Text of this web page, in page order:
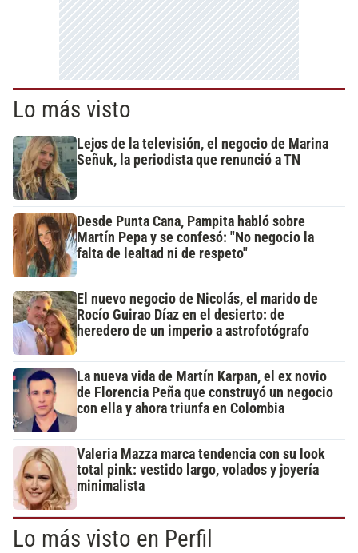
Lo más visto
Lejos de la televisión, el negocio de Marina
Señuk, la periodista que renunció a TN
Desde Punta Cana, Pampita habló sobre
Martín Pepa y se confesó: "No negocio la
falta de lealtad ni de respeto"
El nuevo negocio de Nicolás, el marido de
Rocío Guirao Díaz en el desierto: de
heredero de un imperio a astrofotógrafo
La nueva vida de Martín Karpan, el ex novio
de Florencia Peña que construyó un negocio
con ella y ahora triunfa en Colombia
Valeria Mazza marca tendencia con su look
total pink: vestido largo, volados y joyería
minimalista
Lo más visto en Perfil